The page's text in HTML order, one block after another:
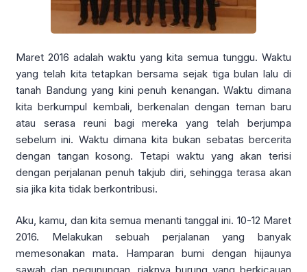
Maret 2016 adalah waktu yang kita semua tunggu. Waktu
yang telah kita tetapkan bersama sejak tiga bulan lalu di
tanah Bandung yang kini penuh kenangan. Waktu dimana
kita berkumpul kembali, berkenalan dengan teman baru
atau serasa reuni bagi mereka yang telah berjumpa
sebelum ini. Waktu dimana kita bukan sebatas bercerita
dengan tangan kosong. Tetapi waktu yang akan terisi
dengan perjalanan penuh takjub diri, sehingga terasa akan
sia jika kita tidak berkontribusi.
Aku, kamu, dan kita semua menanti tanggal ini. 10-12 Maret
2016. Melakukan sebuah perjalanan yang banyak
memesonakan mata. Hamparan bumi dengan hijaunya